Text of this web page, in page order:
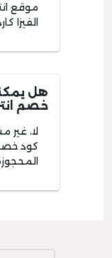
موقع
الفيزا
هل
خصم
لا،
كود